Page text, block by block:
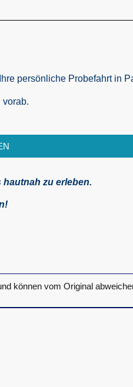
persönliche Probefahrt in
vorab.
zu erleben.
können vom Original